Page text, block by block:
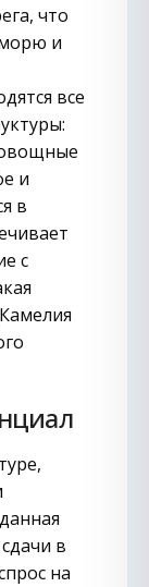
что
и
все
и
в
с
в
на